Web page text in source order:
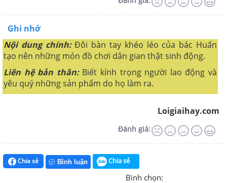
Ghi nhớ
Nội dung chính:Đôi bàn tay khéo léo của bác Huấn
tạo nên những món đồ chơi dân gian thật sinh động.
Liên hệ bản thân: Biết kính trọng người lao động và
yêu quý những sản phẩm do họ làm ra.
Loigiaihay.com
Đánh giá:
Chia sẻ Bình luận Chia sẻ
Bình chọn: